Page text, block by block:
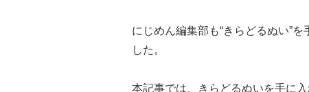
にじめん編集部も“きらどるぬい”
した。
本記事では、 きらどるぬいを手に